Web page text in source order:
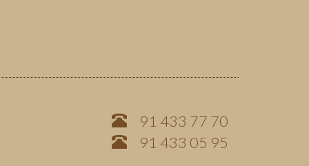
91 433 77 70
91 433 05 95